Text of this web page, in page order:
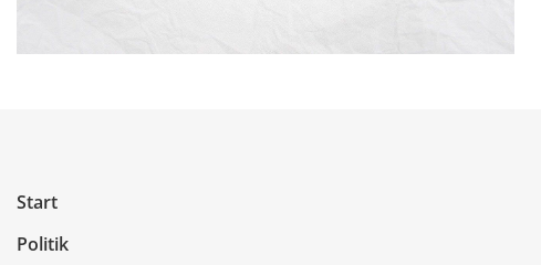
Start
Politik